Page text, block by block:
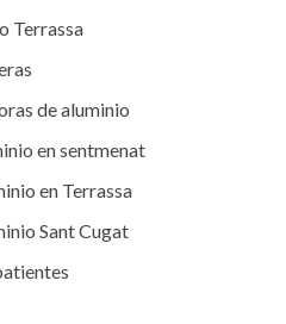
Terrassa
de aluminio
en sentmenat
en Terrassa
Sant Cugat